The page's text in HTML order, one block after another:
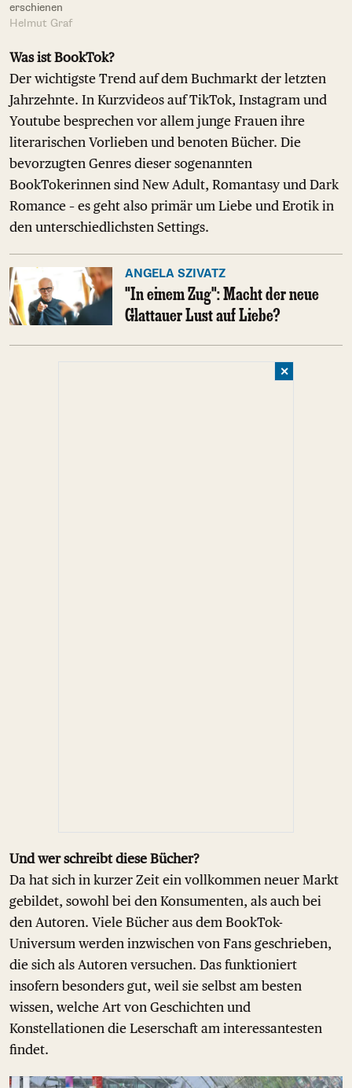
erschienen
Helmut Graf
Was ist BookTok?
Der wichtigste Trend auf dem Buchmarkt der letzten
Jahrzehnte. In Kurzvideos auf TikTok, Instagram und
Youtube besprechen vor allem junge Frauen ihre
literarischen Vorlieben und benoten Bücher. Die
bevorzugten Genres dieser sogenannten
BookTokerinnen sind New Adult, Romantasy und Dark
Romance – es geht also primär um Liebe und Erotik in
den unterschiedlichsten Settings.
ANGELA SZIVATZ
"In einem Zug": Macht der neue
Glattauer Lust auf Liebe?
✕
Und wer schreibt diese Bücher?
Da hat sich in kurzer Zeit ein vollkommen neuer Markt
gebildet, sowohl bei den Konsumenten, als auch bei
den Autoren. Viele Bücher aus dem BookTok-
Universum werden inzwischen von Fans geschrieben,
die sich als Autoren versuchen. Das funktioniert
insofern besonders gut, weil sie selbst am besten
wissen, welche Art von Geschichten und
Konstellationen die Leserschaft am interessantesten
findet.